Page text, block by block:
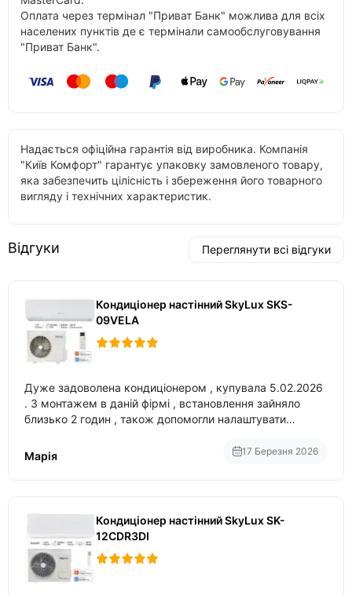
Оплата через термінал "Приват Банк" можлива для всіх
населених пунктів де є термінали самообслуговування
"Приват Банк".
Надається офіційна гарантія від виробника. Компанія
"Київ Комфорт" гарантує упаковку замовленого товару,
яка забезпечить цілісність і збереження його товарного
вигляду і технічних характеристик.
Відгуки Переглянути всі відгуки
Кондиціонер настінний SkyLux SKS-
09VELA
Дуже задоволена кондиціонером , купувала 5.02.2026
. З монтажем в даній фірмі , встановлення зайняло
близько 2 годин , також допомогли налаштувати
Марія
17 Березня 2026
Кондиціонер настінний SkyLux SK-
12CDR3DI